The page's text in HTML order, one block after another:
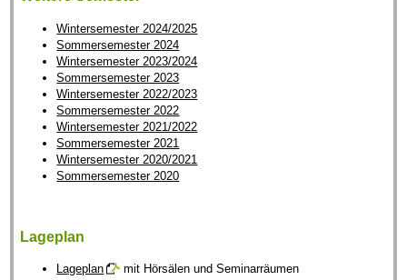
Wintersemester 2024/2025
Sommersemester 2024
Wintersemester 2023/2024
Sommersemester 2023
Wintersemester 2022/2023
Sommersemester 2022
Wintersemester 2021/2022
Sommersemester 2021
Wintersemester 2020/2021
Sommersemester 2020
Lageplan
Lageplan mit Hörsälen und Seminarräumen